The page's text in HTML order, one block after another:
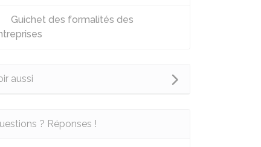
Guichet des formalités des
aussi
? Réponses !